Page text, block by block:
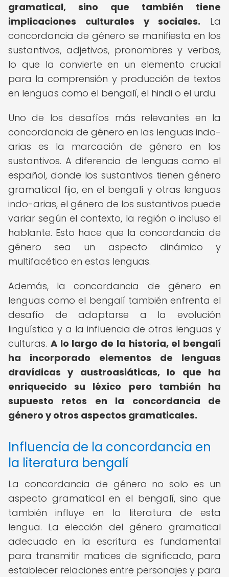
gramatical, sino que también tiene
implicaciones culturales y sociales. La
concordancia de género se manifiesta en los
sustantivos, adjetivos, pronombres y verbos,
lo que la convierte en un elemento crucial
para la comprensión y producción de textos
en lenguas como el bengalí, el hindi o el urdu.
Uno de los desafíos más relevantes en la
concordancia de género en las lenguas indo-
arias es la marcación de género en los
sustantivos. A diferencia de lenguas como el
español, donde los sustantivos tienen género
gramatical fijo, en el bengalí y otras lenguas
indo-arias, el género de los sustantivos puede
variar según el contexto, la región o incluso el
hablante. Esto hace que la concordancia de
género sea un aspecto dinámico y
multifacético en estas lenguas.
Además, la concordancia de género en
lenguas como el bengalí también enfrenta el
desafío de adaptarse a la evolución
lingüística y a la influencia de otras lenguas y
culturas. A lo largo de la historia, el bengalí
ha incorporado elementos de lenguas
dravídicas y austroasiáticas, lo que ha
enriquecido su léxico pero también ha
supuesto retos en la concordancia de
género y otros aspectos gramaticales.
Influencia de la concordancia en
la literatura bengalí
La concordancia de género no solo es un
aspecto gramatical en el bengalí, sino que
también influye en la literatura de esta
lengua. La elección del género gramatical
adecuado en la escritura es fundamental
para transmitir matices de significado, para
establecer relaciones entre personajes y para